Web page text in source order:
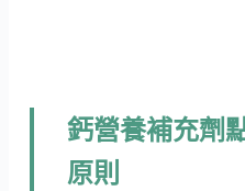
鈣營養補充劑
原則